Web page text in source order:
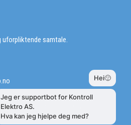
uforpliktende samtale.
cookies slik at du får en bedre
kan yte deg bedre service. Vi